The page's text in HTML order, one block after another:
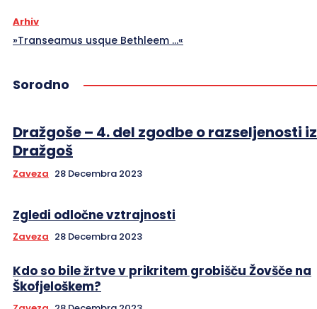
Arhiv
»Transeamus usque Bethleem …«
Sorodno
Dražgoše – 4. del zgodbe o razseljenosti iz
Dražgoš
Zaveza 28 Decembra 2023
Zgledi odločne vztrajnosti
Zaveza 28 Decembra 2023
Kdo so bile žrtve v prikritem grobišču Žovšče na
Škofjeloškem?